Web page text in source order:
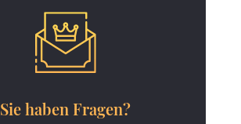
Sie haben Fragen?